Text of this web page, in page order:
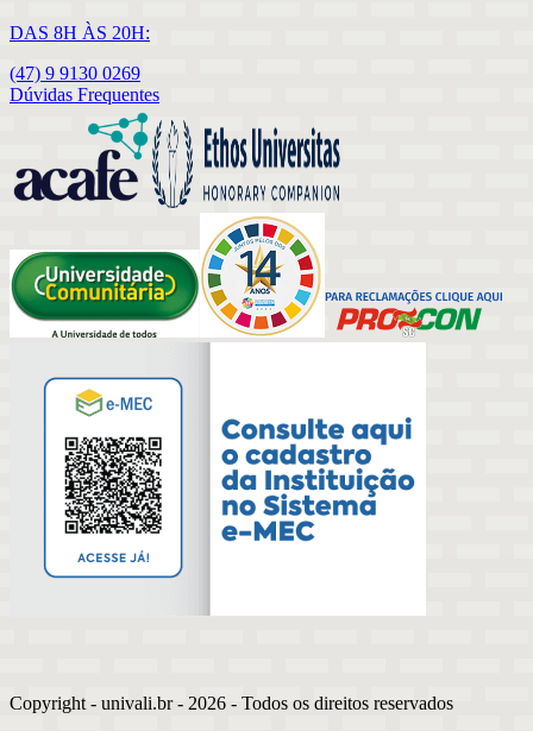
DAS 8H ÀS 20H:
(47) 9 9130 0269
Dúvidas Frequentes
Copyright - univali.br - 2026 - Todos os direitos reservados